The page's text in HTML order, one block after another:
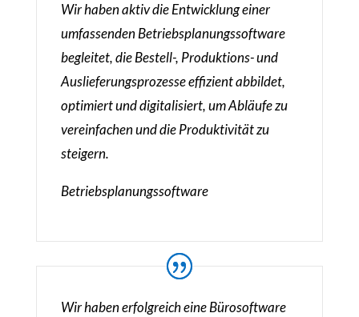
Wir haben aktiv die Entwicklung einer
umfassenden Betriebsplanungssoftware
begleitet, die Bestell-, Produktions- und
Auslieferungsprozesse effizient abbildet,
optimiert und digitalisiert, um Abläufe zu
vereinfachen und die Produktivität zu
steigern.
Betriebsplanungssoftware
Wir haben erfolgreich eine Bürosoftware